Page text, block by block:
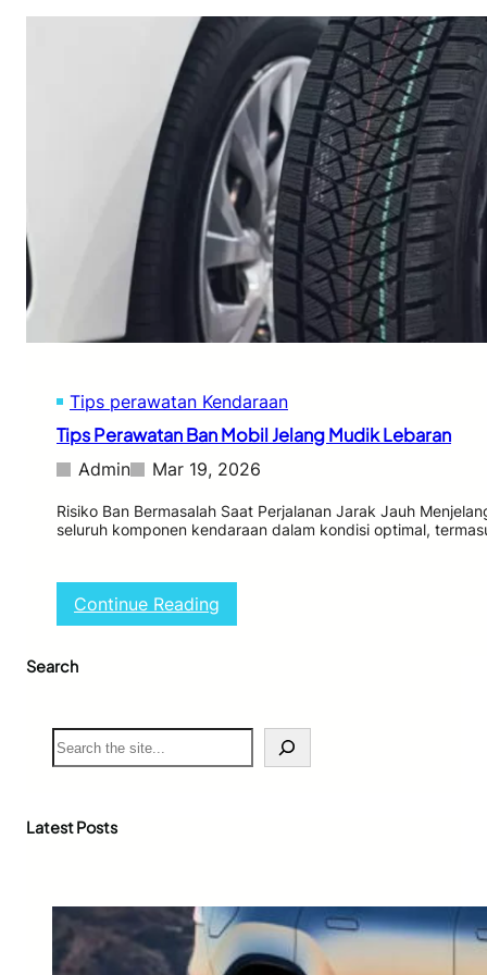
Tips perawatan Kendaraan
Tips Perawatan Ban Mobil Jelang Mudik Lebaran
Admin Mar 19, 2026
Risiko Ban Bermasalah Saat Perjalanan Jarak Jauh
seluruh komponen kendaraan dalam kondisi optimal,
Continue Reading
T
e
B
a
Search
S
e
c
Latest Posts